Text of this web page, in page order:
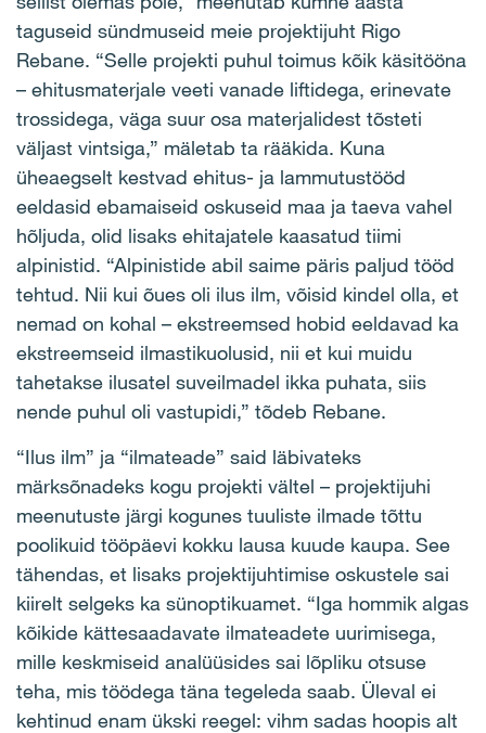
taguseid sündmuseid meie projektijuht Rigo
Rebane. “Selle projekti puhul toimus kõik käsitööna
– ehitusmaterjale veeti vanade liftidega, erinevate
trossidega, väga suur osa materjalidest tõsteti
väljast vintsiga,” mäletab ta rääkida. Kuna
üheaegselt kestvad ehitus- ja lammutustööd
eeldasid ebamaiseid oskuseid maa ja taeva vahel
hõljuda, olid lisaks ehitajatele kaasatud tiimi
alpinistid. “Alpinistide abil saime päris paljud tööd
tehtud. Nii kui õues oli ilus ilm, võisid kindel olla, et
nemad on kohal – ekstreemsed hobid eeldavad ka
ekstreemseid ilmastikuolusid, nii et kui muidu
tahetakse ilusatel suveilmadel ikka puhata, siis
nende puhul oli vastupidi,” tõdeb Rebane.
“Ilus ilm” ja “ilmateade” said läbivateks
märksõnadeks kogu projekti vältel – projektijuhi
meenutuste järgi kogunes tuuliste ilmade tõttu
poolikuid tööpäevi kokku lausa kuude kaupa. See
tähendas, et lisaks projektijuhtimise oskustele sai
kiirelt selgeks ka sünoptikuamet. “Iga hommik algas
kõikide kättesaadavate ilmateadete uurimisega,
mille keskmiseid analüüsides sai lõpliku otsuse
teha, mis töödega täna tegeleda saab. Üleval ei
kehtinud enam ükski reegel: vihm sadas hoopis alt